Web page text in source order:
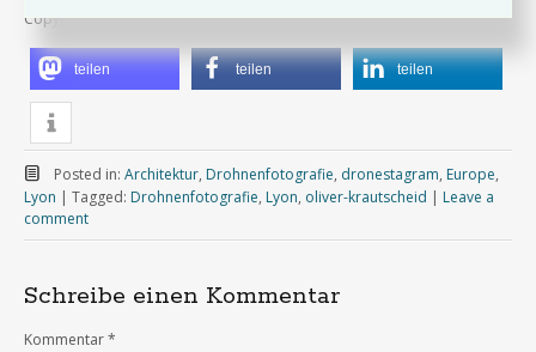
Copyright Oliver Krautscheid
teilen teilen teilen
Posted in: Architektur, Drohnenfotografie, dronestagram, Europe,
Lyon | Tagged: Drohnenfotografie, Lyon, oliver-krautscheid | Leave a
comment
Schreibe einen Kommentar
Kommentar*